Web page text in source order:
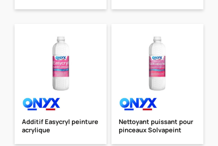
Additif Easycryl peinture
acrylique
Nettoyant puissant pour
pinceaux Solvapeint